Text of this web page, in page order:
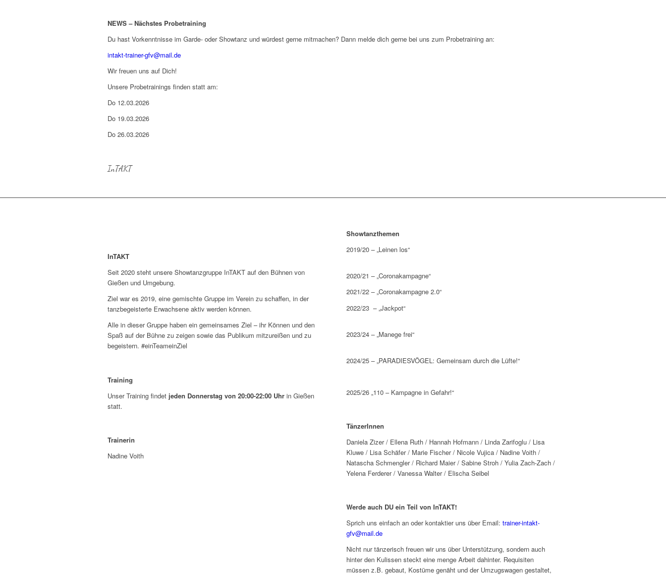
NEWS – Nächstes Probetraining
Du hast Vorkenntnisse im Garde- oder Showtanz und würdest gerne mitmachen? Dann melde dich gerne bei uns zum Probetraining an:
intakt-trainer-gfv@mail.de
Wir freuen uns auf Dich!
Unsere Probetrainings finden statt am:
Do 12.03.2026
Do 19.03.2026
Do 26.03.2026
InTAKT
InTAKT
Seit 2020 steht unsere Showtanzgruppe InTAKT auf den Bühnen von
Gießen und Umgebung.
Ziel war es 2019, eine gemischte Gruppe im Verein zu schaffen, in der
tanzbegeisterte Erwachsene aktiv werden können.
Alle in dieser Gruppe haben ein gemeinsames Ziel – ihr Können und den
Spaß auf der Bühne zu zeigen sowie das Publikum mitzureißen und zu
begeistern. #einTeameinZiel
Training
Unser Training findet jeden Donnerstag von 20:00-22:00 Uhr in Gießen
statt.
Trainerin
Nadine Voith
Showtanzthemen
2019/20 – „Leinen los“
2020/21 – „Coronakampagne“
2021/22 – „Coronakampagne 2.0“
2022/23 – „Jackpot“
2023/24 – „Manege frei“
2024/25 – „PARADIESVÖGEL: Gemeinsam durch die Lüfte!“
2025/26 „110 – Kampagne in Gefahr!“
TänzerInnen
Daniela Zizer / Ellena Ruth / Hannah Hofmann / Linda Zarifoglu / Lisa
Kluwe / Lisa Schäfer / Marie Fischer / Nicole Vujica / Nadine Voith /
Natascha Schmengler / Richard Maier / Sabine Stroh / Yulia Zach-Zach /
Yelena Ferderer / Vanessa Walter / Elischa Seibel
Werde auch DU ein Teil von InTAKT!
Sprich uns einfach an oder kontaktier uns über Email:trainer-intakt-
gfv@mail.de
Nicht nur tänzerisch freuen wir uns über Unterstützung, sondern auch
hinter den Kulissen steckt eine menge Arbeit dahinter. Requisiten
müssen z.B. gebaut, Kostüme genäht und der Umzugswagen gestaltet,